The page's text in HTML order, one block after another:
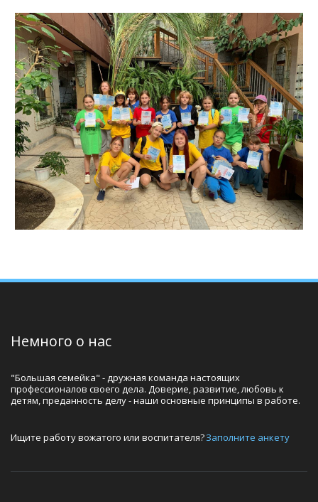
Немного о нас
"Большая семейка" - дружная команда настоящих
профессионалов своего дела. Доверие, развитие, любовь к
детям, преданность делу - наши основные принципы в работе.
Ищите работу вожатого или воспитателя? Заполните анкету